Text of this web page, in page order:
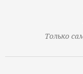
Только